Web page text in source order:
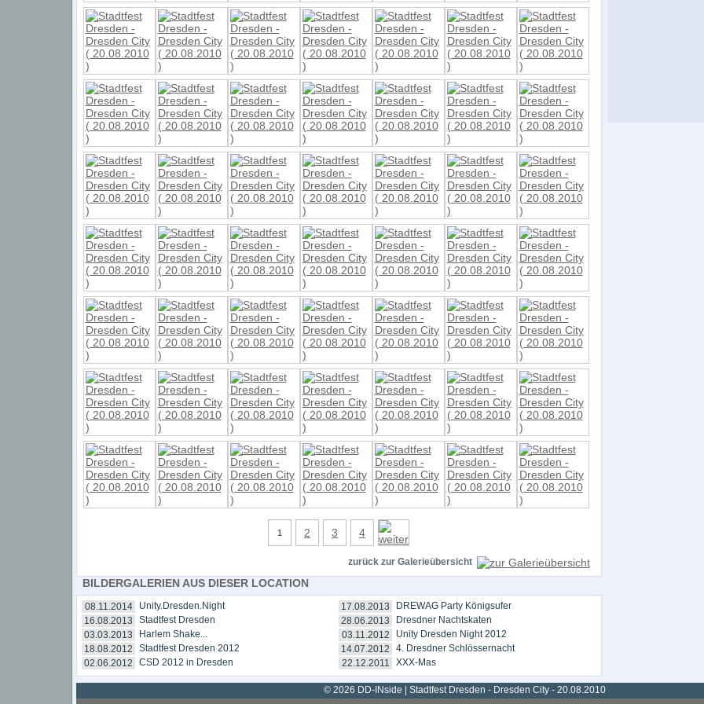
1 2 3 4
zurück zur Galerieübersicht
BILDERGALERIEN AUS DIESER LOCATION
08.11.2014 Unity.Dresden.Night 17.08.2013
DREWAG Party Königsufer
16.08.2013
Stadtfest Dresden 28.06.2013
Dresdner Nachtskaten
03.03.2013
Harlem Shake... 03.11.2012
Unity Dresden Night 2012
18.08.2012
Stadtfest Dresden 2012 14.07.2012
4. Dresdner Schlössernacht
02.06.2012
CSD 2012 in Dresden 22.12.2011 XXX-Mas
© 2026 DD-INside | Stadtfest Dresden - Dresden City - 20.08.2010